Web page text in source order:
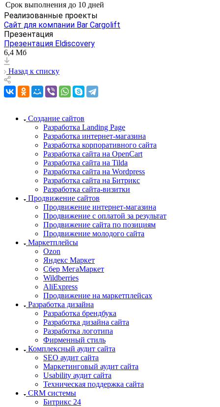
Срок выполнения до 10 дней
Реализованные проекты
Сайт для компании Bar Cargolift
Презентация
Презентация Eldiscovery
6,4 Мб
Назад к списку
Создание сайтов
Разработка Landing Page
Разработка интернет-магазина
Разработка корпоративного сайта
Разработка сайта на OpenCart
Разработка сайта на Tilda
Разработка сайта на Wordpress
Разработка сайта на Битрикс
Разработка сайта-визитки
Продвижение сайтов
Продвижение интернет-магазина
Продвижение с оплатой за результат
Продвижение сайта по позициям
Продвижение молодого сайта
Маркетплейсы
Ozon
Яндекс Маркет
Сбер МегаМаркет
Wildberries
AliExpress
Продвижение на маркетплейсах
Разработка дизайна
Разработка брендбука
Разработка дизайна сайта
Разработка логотипа
Фирменный стиль
Комплексный аудит сайта
SEO аудит сайта
Маркетинговый аудит сайта
Usability аудит сайта
Техническая поддержка сайта
CRM системы
Битрикс 24